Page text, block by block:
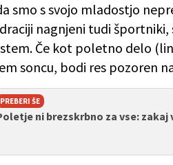
smo s svojo mladostjo
nagnjeni tudi
Če kot poletno delo
soncu, bodi res pozoren
PREBERI ŠE
ni brezskrbno za vse: